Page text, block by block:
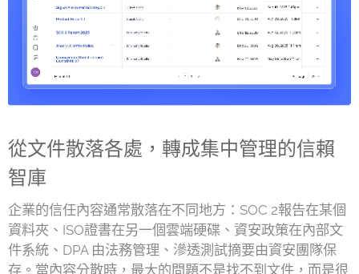
從文件散落各處，轉成集中管理的信賴
智庫
企業的信任內容通常散落在不同地方：SOC 2報告在某個
資料夾、ISO證書在另一個雲端硬碟、資安政策在內部文
件系統、DPA 由法務管理、滲透測試摘要由資安團隊保
存。當內容分散時，最大的問題不是找不到文件，而是很